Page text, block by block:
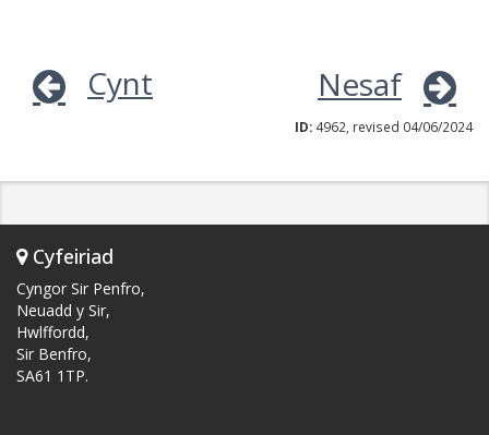
Cynt Nesaf
ID: 4962, revised 04/06/2024
Cyfeiriad
Cyngor Sir Penfro,
Neuadd y Sir,
Hwlffordd,
Sir Benfro,
SA61 1TP.